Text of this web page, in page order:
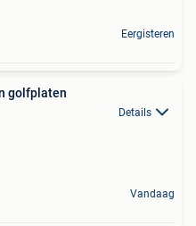
Eergisteren
golfplaten
Details
Vandaag